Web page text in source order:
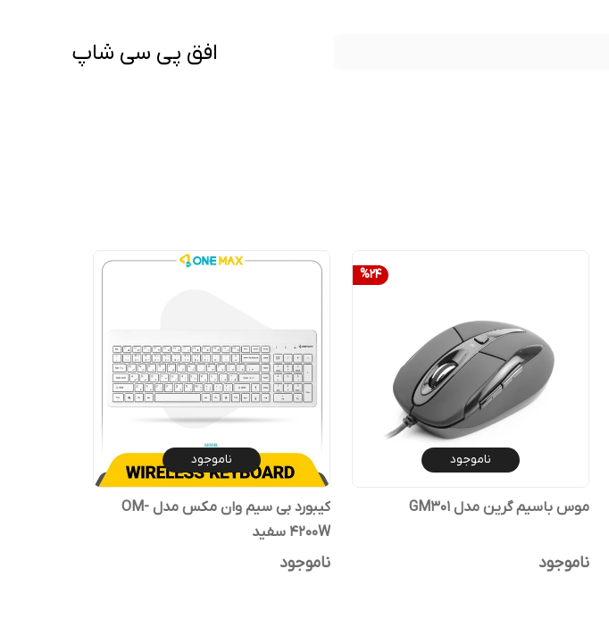
افق پی سی شاپ
%24
ناموجود
موس باسیم گرین مدل GM301
ناموجود
ناموجود
کیبورد بی سیم وان مکس مدل OM-
4200W سفید
ناموجود